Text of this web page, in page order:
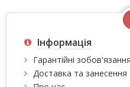
Інформація
Гарантійні зобов'язання
Доставка та занесення